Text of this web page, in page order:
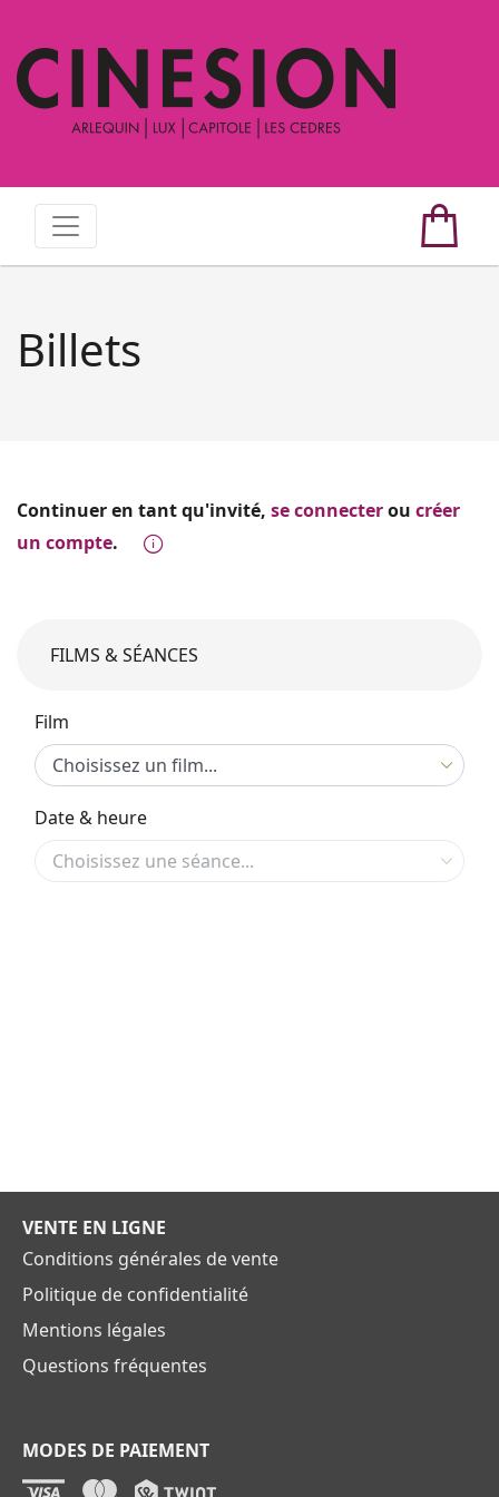
Billets
Continuer en tant qu'invité, se connecterou créer
un compte.
FILMS & SÉANCES
Film
Date & heure
VENTE EN LIGNE
Conditions générales de vente
Politique de confidentialité
Mentions légales
Questions fréquentes
MODES DE PAIEMENT